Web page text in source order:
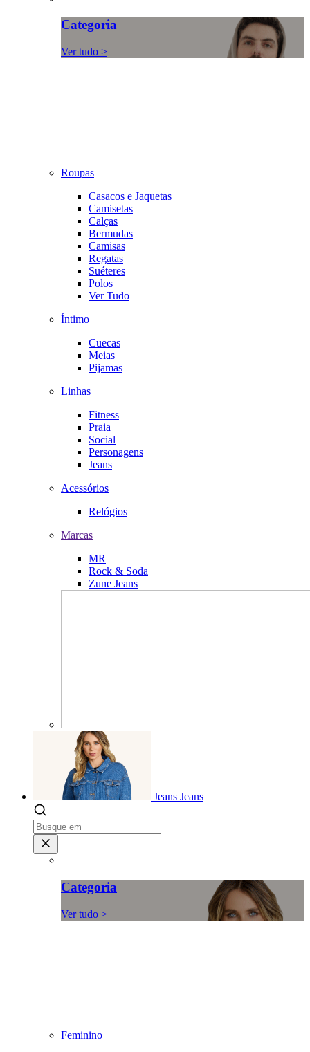
Categoria
Ver tudo >
Roupas
Casacos e Jaquetas
Camisetas
Calças
Bermudas
Camisas
Regatas
Suéteres
Polos
Ver Tudo
Íntimo
Cuecas
Meias
Pijamas
Linhas
Fitness
Praia
Social
Personagens
Jeans
Acessórios
Relógios
Marcas
MR
Rock & Soda
Zune Jeans
Jeans Jeans
Categoria
Ver tudo >
Feminino